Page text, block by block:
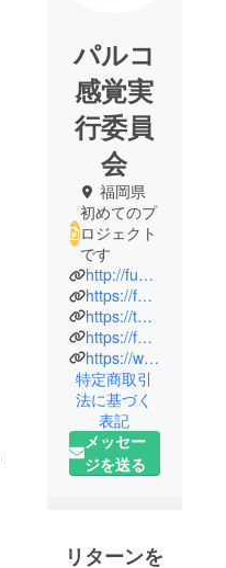
パルコ
感覚実
行委員
会
福岡県
初めてのプ
ロジェクト
です
http://fukuoka.parco.jp/page/parcokankaku
https://fukuoka.parco.jp/
https://twitter.com/parco_fukuoka?ref_src=twsrc%5Egoogle%7Ctwcamp%5Eserp%7Ctwgr%5Eauthor
https://fukuoka.parco.jp/page/parcokankaku
https://www.instagram.com/parco_kankaku/
特定商取引
法に基づく
表記
メッセー
ジを送る
リターンを